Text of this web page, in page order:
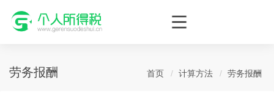
个人所得税网，最新个税资讯平台，您的个税管理专家！
劳务报酬 首页 计算方法 劳务报酬